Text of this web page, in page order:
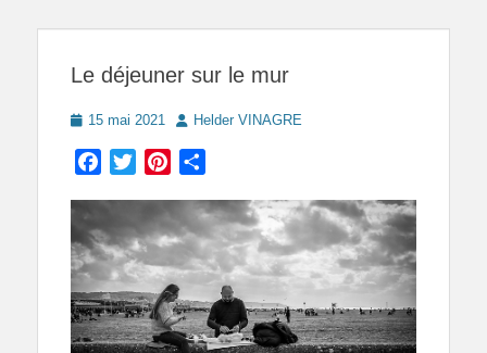
Le déjeuner sur le mur
Posted
15 mai 2021 AuthorHelder VINAGRE
Facebook
TwitterPinterest